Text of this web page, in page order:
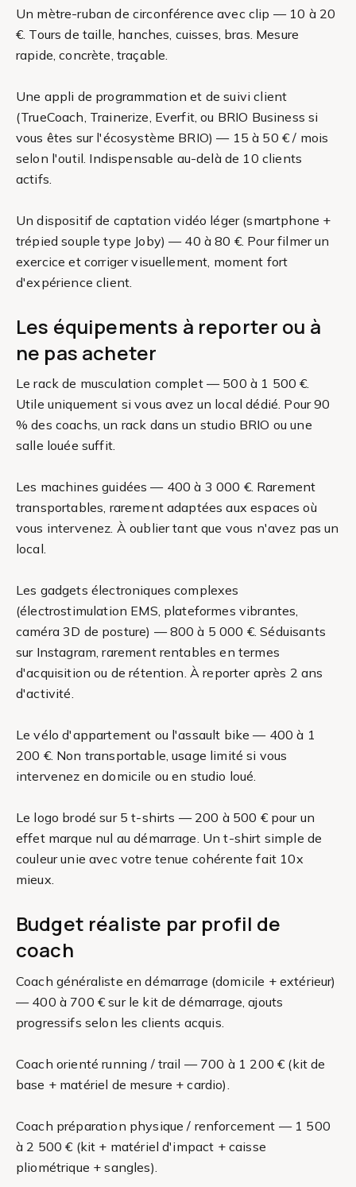
Un mètre-ruban de circonférence avec clip — 10 à 20
€. Tours de taille, hanches, cuisses, bras. Mesure
rapide, concrète, traçable.
Une appli de programmation et de suivi client
(TrueCoach, Trainerize, Everfit, ou BRIO Business si
vous êtes sur l'écosystème BRIO) — 15 à 50 € / mois
selon l'outil. Indispensable au-delà de 10 clients
actifs.
Un dispositif de captation vidéo léger (smartphone +
trépied souple type Joby) — 40 à 80 €. Pour filmer un
exercice et corriger visuellement, moment fort
d'expérience client.
Les équipements à reporter ou à
ne pas acheter
Le rack de musculation complet — 500 à 1 500 €.
Utile uniquement si vous avez un local dédié. Pour 90
% des coachs, un rack dans un studio BRIO ou une
salle louée suffit.
Les machines guidées — 400 à 3 000 €. Rarement
transportables, rarement adaptées aux espaces où
vous intervenez. À oublier tant que vous n'avez pas un
local.
Les gadgets électroniques complexes
(électrostimulation EMS, plateformes vibrantes,
caméra 3D de posture) — 800 à 5 000 €. Séduisants
sur Instagram, rarement rentables en termes
d'acquisition ou de rétention. À reporter après 2 ans
d'activité.
Le vélo d'appartement ou l'assault bike — 400 à 1
200 €. Non transportable, usage limité si vous
intervenez en domicile ou en studio loué.
Le logo brodé sur 5 t-shirts — 200 à 500 € pour un
effet marque nul au démarrage. Un t-shirt simple de
couleur unie avec votre tenue cohérente fait 10x
mieux.
Budget réaliste par profil de
coach
Coach généraliste en démarrage (domicile + extérieur)
— 400 à 700 € sur le kit de démarrage, ajouts
progressifs selon les clients acquis.
Coach orienté running / trail — 700 à 1 200 € (kit de
base + matériel de mesure + cardio).
Coach préparation physique / renforcement — 1 500
à 2 500 € (kit + matériel d'impact + caisse
pliométrique + sangles).